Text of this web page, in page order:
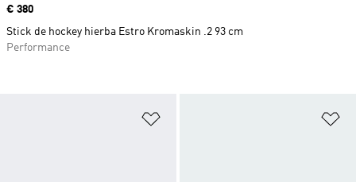
Precio
€ 380
Stick de hockey hierba Estro Kromaskin .2 93 cm
Performance